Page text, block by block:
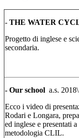
- THE WATER
Progetto di inglese e
secondaria.
- Our school a.s.
Ecco i video di
Rodari e Longara,
ed inglese e presentati
metodologia CLIL.